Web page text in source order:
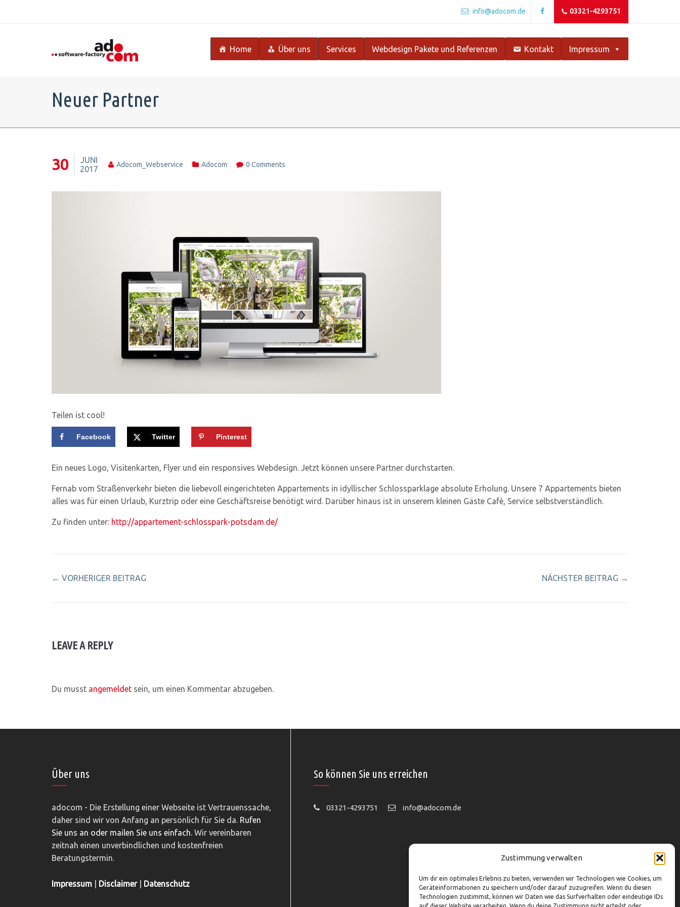
Zustimmung verwalten
Um dir ein optimales Erlebnis zu bieten, verwenden wir Technologien wie Cookies, um
Geräteinformationen zu speichern und/oder darauf zuzugreifen. Wenn du diesen
Technologien zustimmst, können wir Daten wie das Surfverhalten oder eindeutige IDs
info@adocom.de 03321-4293751
Home Über uns Services Webdesign Pakete und Referenzen Kontakt Impressum
Neuer Partner
30
JUNI
2017
Adocom_Webservice Adocom 0 Comments
Teilen ist cool!
Facebook Twitter Pinterest
Ein neues Logo, Visitenkarten, Flyer und ein responsives Webdesign. Jetzt können unsere Partner durchstarten.
Fernab vom Straßenverkehr bieten die liebevoll eingerichteten Appartements in idyllischer Schlossparklage absolute Erholung. Unsere 7 Appartements bieten
alles was für einen Urlaub, Kurztrip oder eine Geschäftsreise benötigt wird. Darüber hinaus ist in unserem kleinen Gäste Cafè, Service selbstverständlich.
Zu finden unter: http://appartement-schlosspark-potsdam.de/
← VORHERIGER BEITRAG NÄCHSTER BEITRAG →
LEAVE A REPLY
Du musst angemeldet sein, um einen Kommentar abzugeben.
Über uns
adocom - Die Erstellung einer Webseite ist Vertrauenssache,
daher sind wir von Anfang an persönlich für Sie da. Rufen
Sie uns an oder mailen Sie uns einfach. Wir vereinbaren
zeitnah einen unverbindlichen und kostenfreien
Beratungstermin.
Impressum Disclaimer| Datenschutz
So können Sie uns erreichen
03321-4293751 info@adocom.de